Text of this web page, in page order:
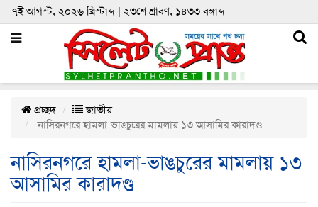
৭ই আগস্ট, ২০২৬ খ্রিস্টাব্দ | ২৩শে শ্রাবণ, ১৪৩৩ বঙ্গাব্দ
প্রচ্ছদ
জাতীয়
নাসিরনগরে হামলা-ভাঙচুরের মামলায় ১৩ আসামির কারাদণ্ড
নাসিরনগরে হামলা-ভাঙচুরের মামলায় ১৩
আসামির কারাদণ্ড